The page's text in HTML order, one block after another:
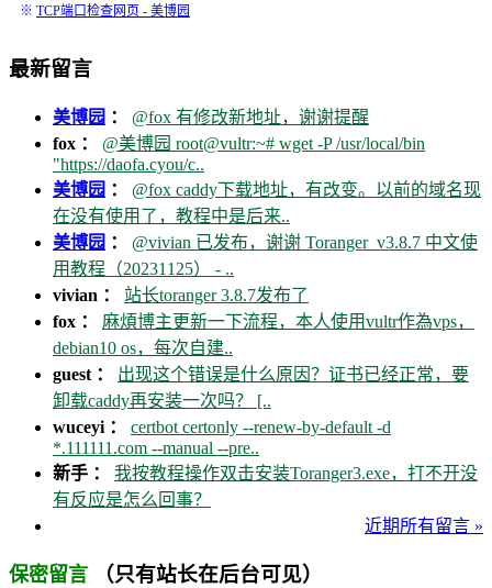
※ TCP端口检查网页 - 美博园
最新留言
美博园 ： @fox 有修改新地址，谢谢提醒
fox ： @美博园 root@vultr:~# wget -P /usr/local/bin
"https://daofa.cyou/c..
美博园 ： @fox caddy下载地址，有改变。以前的域名现
在没有使用了，教程中是后来..
美博园 ： @vivian 已发布，谢谢 Toranger_v3.8.7 中文使
用教程（20231125） - ..
vivian ： 站长toranger 3.8.7发布了
fox ： 麻煩博主更新一下流程，本人使用vultr作為vps，
debian10 os，每次自建..
guest ： 出现这个错误是什么原因？证书已经正常，要
卸载caddy再安装一次吗？ [..
wuceyi ： certbot certonly --renew-by-default -d
*.111111.com --manual --pre..
新手 ： 我按教程操作双击安装Toranger3.exe，打不开没
有反应是怎么回事？
近期所有留言 »
保密留言 （只有站长在后台可见）